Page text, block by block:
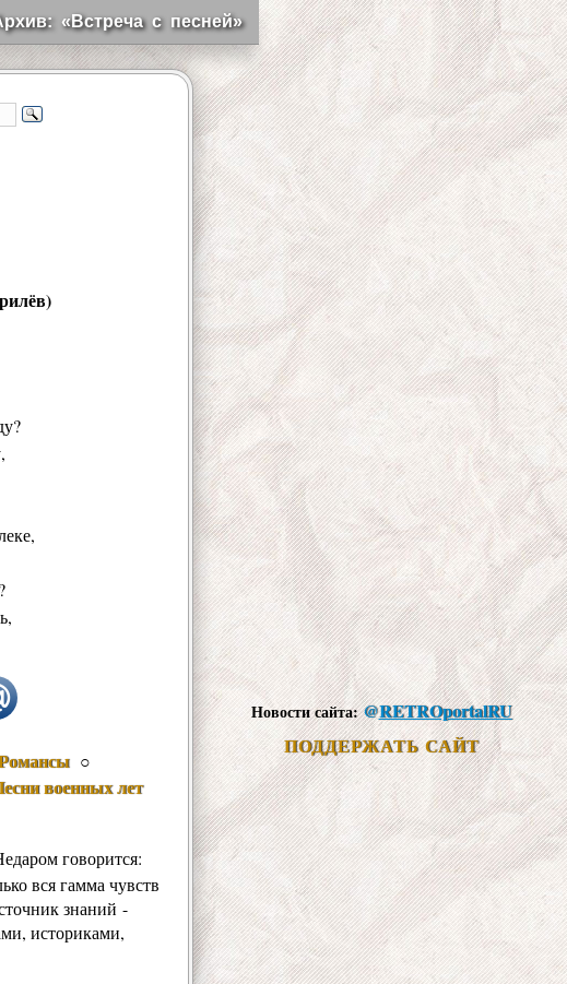
«Встреча с песней»
)
○
военных лет
говорится:
вся гамма чувств
знаний -
историками,
Новости сайта:@RETROportalRU
ПОДДЕРЖАТЬ САЙТ